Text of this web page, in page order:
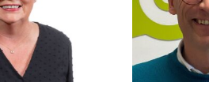
06 76 08 75 58